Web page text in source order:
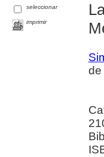
seleccionar
imprimir
de